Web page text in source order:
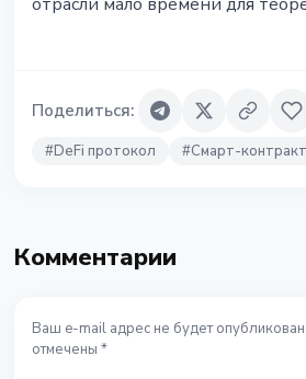
Поделиться:
#DeFi протокол #Смарт-
Комментарии
Ваш e-mail адрес не будет
отмечены *